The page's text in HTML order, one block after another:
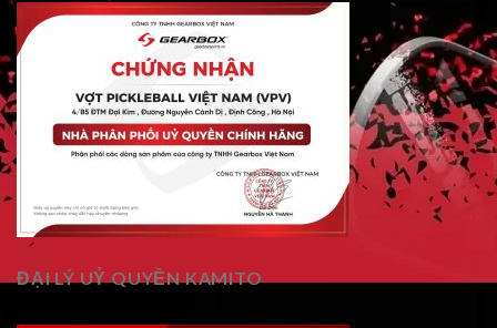
ĐẠI LÝ UỶ QUYỀN KAMITO